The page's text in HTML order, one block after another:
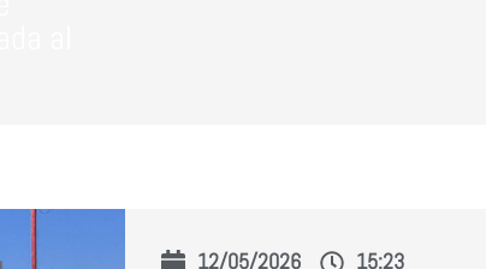
12/05/2026 15:23